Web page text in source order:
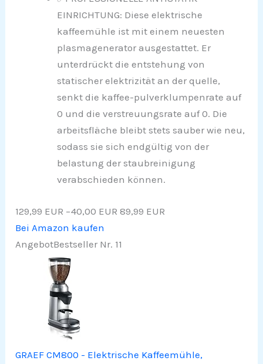
EINRICHTUNG: Diese elektrische
kaffeemühle ist mit einem neuesten
plasmagenerator ausgestattet. Er
unterdrückt die entstehung von
statischer elektrizität an der quelle,
senkt die kaffee-pulverklumpenrate auf
0 und die verstreuungsrate auf 0. Die
arbeitsfläche bleibt stets sauber wie neu,
sodass sie sich endgültig von der
belastung der staubreinigung
verabschieden können.
129,99 EUR −40,00 EUR 89,99 EUR
Bei Amazon kaufen
AngebotBestseller Nr. 11
GRAEF CM800 - Elektrische Kaffeemühle,